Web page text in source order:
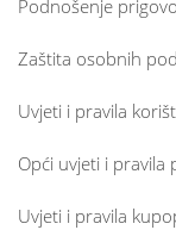
Podnošenje
Zaštita osobnih
Uvjeti i pravila
Opći uvjeti i pravila
Uvjeti i pravila